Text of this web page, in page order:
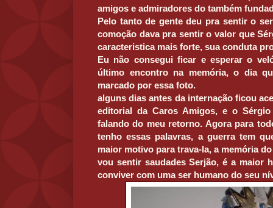
amigos e admiradores do também
Pelo tanto de gente deu pra sentir o
comoção dava pra sentir o valor que
caracteristica mais forte, sua conduta
Eu não consegui ficar e esperar o
último encontro na memória, o dia
marcado por essa foto.
alguns dias antes da internação ficou
editorial da Caros Amigos, e o
falando do meu retorno. Agora para
tenho essas palavras, a guerra tem
maior motivo para trava-la, a memória
vou sentir saudades Serjão, é a maior
conviver com uma ser humano do seu